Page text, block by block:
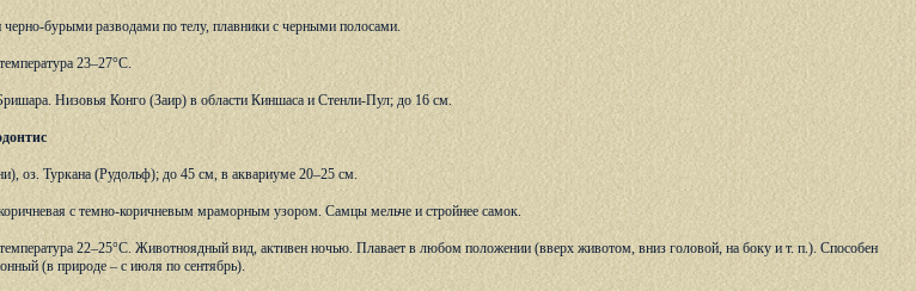
бурыми разводами по телу, плавники с черными полосами.
23–27°С.
Низовья Конго (Заир) в области Киншаса и Стенли-Пул; до 16 см.
оз. Туркана (Рудольф); до 45 см, в аквариуме 20–25 см.
с темно-коричневым мраморным узором. Самцы мельче и стройнее самок.
22–25°С. Животноядный вид, активен ночью. Плавает в любом положении (вверх животом, вниз головой, на боку и т. п.). Способен
(в природе – с июля по сентябрь).